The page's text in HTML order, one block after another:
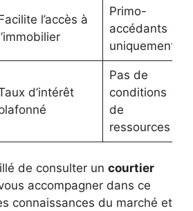
l’accès à
Primo-
accédants
uniquement
d’intérêt
Pas de
conditions
de
ressources
de consulter un courtier
accompagner dans ce
connaissances du marché et